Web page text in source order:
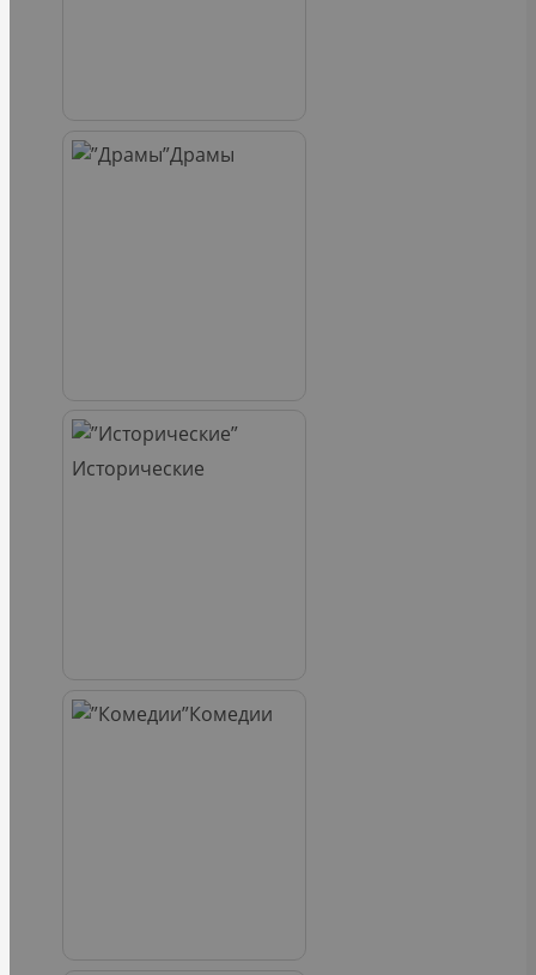
Драмы
Исторические
Комедии